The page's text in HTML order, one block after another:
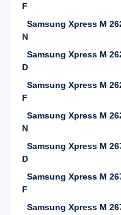
F
Samsung Xpress M
N
Samsung Xpress M
D
Samsung Xpress M
F
Samsung Xpress M
N
Samsung Xpress M
D
Samsung Xpress M
F
Samsung Xpress M